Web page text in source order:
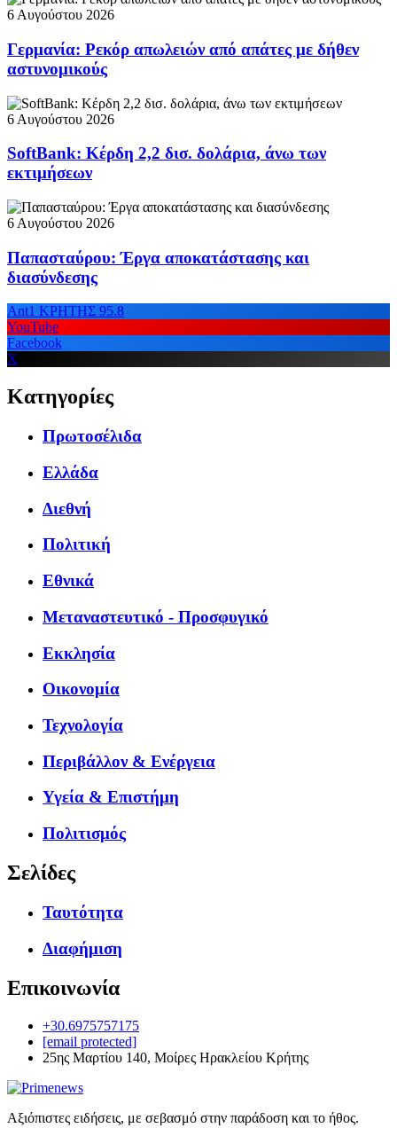
6 Αυγούστου 2026
Γερμανία: Ρεκόρ απωλειών από απάτες με δήθεν
αστυνομικούς
6 Αυγούστου 2026
SoftBank: Κέρδη 2,2 δισ. δολάρια, άνω των
εκτιμήσεων
6 Αυγούστου 2026
Παπασταύρου: Έργα αποκατάστασης και
διασύνδεσης
Ant1 ΚΡΗΤΗΣ 95.8
YouTube
Facebook
X
Κατηγορίες
Πρωτοσέλιδα
Ελλάδα
Διεθνή
Πολιτική
Εθνικά
Μεταναστευτικό - Προσφυγικό
Εκκλησία
Οικονομία
Τεχνολογία
Περιβάλλον & Ενέργεια
Υγεία & Επιστήμη
Πολιτισμός
Σελίδες
Ταυτότητα
Διαφήμιση
Επικοινωνία
+30.6975757175
[email protected]
25ης Μαρτίου 140, Μοίρες Ηρακλείου Κρήτης
Αξιόπιστες ειδήσεις, με σεβασμό στην παράδοση και το ήθος.